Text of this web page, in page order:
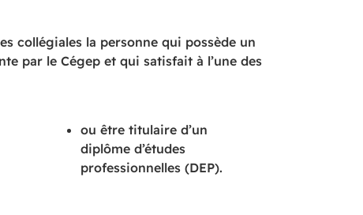
collégiales la personne qui possède un
par le Cégep et qui satisfait à l’une des
ou être titulaire d’un
diplôme d’études
professionnelles (DEP).